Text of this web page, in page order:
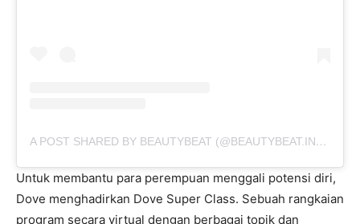
A POST SHARED BY BEAUTYBEAT (@BEAUTYBEAT.IND)
Untuk membantu para perempuan menggali potensi diri,
Dove menghadirkan Dove Super Class. Sebuah rangkaian
program secara virtual dengan berbagai topik dan